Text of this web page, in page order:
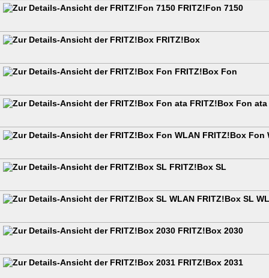
FRITZ!Fon 7150
FRITZ!Box
FRITZ!Box Fon
FRITZ!Box Fon ata
FRITZ!Box Fon
FRITZ!Box SL
FRITZ!Box SL
FRITZ!Box 2030
FRITZ!Box 2031